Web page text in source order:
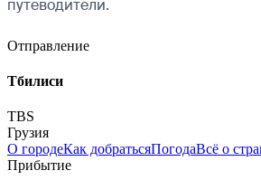
путеводители.
Отправление
Тбилиси
TBS
Грузия
О городеКак добратьсяПогодаВсё о
Прибытие